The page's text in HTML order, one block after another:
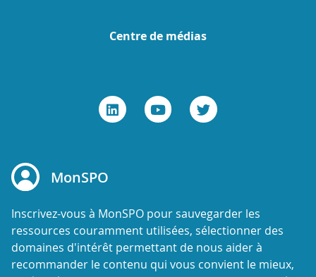
Centre de médias
MonSPO
Inscrivez-vous à MonSPO pour sauvegarder les
ressources couramment utilisées, sélectionner des
domaines d'intérêt permettant de nous aider à
recommander le contenu qui vous convient le mieux,